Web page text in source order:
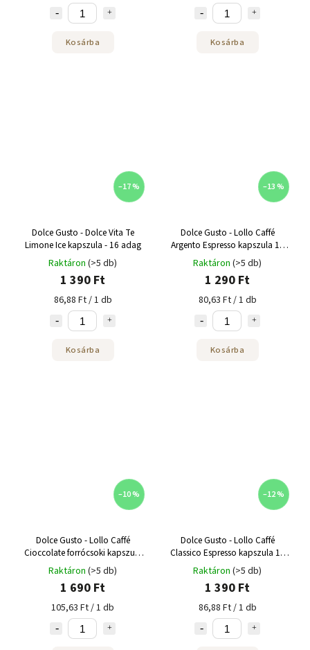
Kosárba Kosárba
–17 %
Dolce Gusto - Dolce Vita Te
Limone Ice kapszula - 16 adag
Raktáron (>5 db)
1 390 Ft
86,88 Ft / 1 db
Kosárba
–13 %
Dolce Gusto - Lollo Caffé
Argento Espresso kapszula 16
adag
Raktáron (>5 db)
1 290 Ft
80,63 Ft / 1 db
Kosárba
–10 %
Dolce Gusto - Lollo Caffé
Cioccolate forrócsoki kapszula
10 adag
Raktáron (>5 db)
1 690 Ft
105,63 Ft / 1 db
–12 %
Dolce Gusto - Lollo Caffé
Classico Espresso kapszula 16
adag
Raktáron (>5 db)
1 390 Ft
86,88 Ft / 1 db